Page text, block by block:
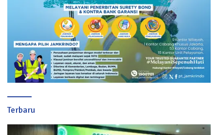
Terbaru